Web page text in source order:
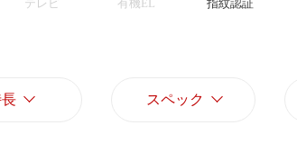
テレビ 有機EL 指紋認証
スペック